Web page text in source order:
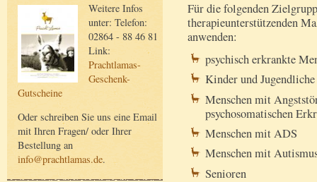
Weitere Infos
unter: Telefon:
02864 - 88 46 81
Link:
Prachtlamas-
Geschenk-
Gutscheine
Oder schreiben Sie uns eine Email
mit Ihren Fragen/ oder Ihrer
Bestellung an
info@prachtlamas.de.
Für die folgenden
therapieunterstützenden
anwenden:
psychisch erkrankte
Kinder und
Menschen mit
psychosomatischen
Menschen mit ADS
Menschen mit
Senioren